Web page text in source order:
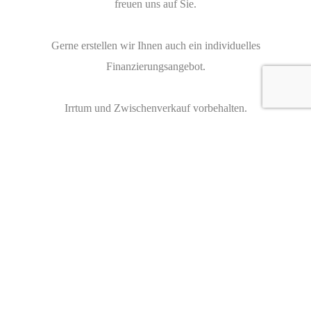
freuen uns auf Sie.
Gerne erstellen wir Ihnen auch ein individuelles
Finanzierungsangebot.
Irrtum und Zwischenverkauf vorbehalten.